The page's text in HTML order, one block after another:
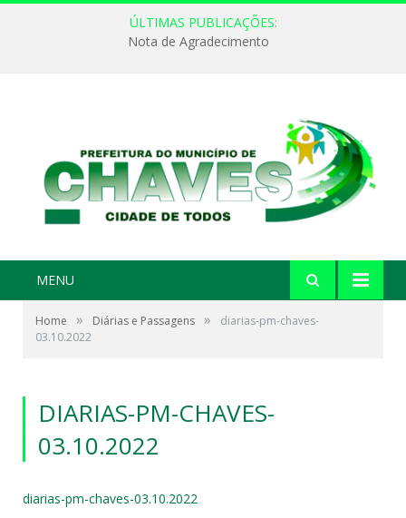
ÚLTIMAS PUBLICAÇÕES:
Nota de Agradecimento
MENU
Home » Diárias e Passagens »
diarias-pm-chaves-
03.10.2022
DIARIAS-PM-CHAVES-
03.10.2022
diarias-pm-chaves-03.10.2022